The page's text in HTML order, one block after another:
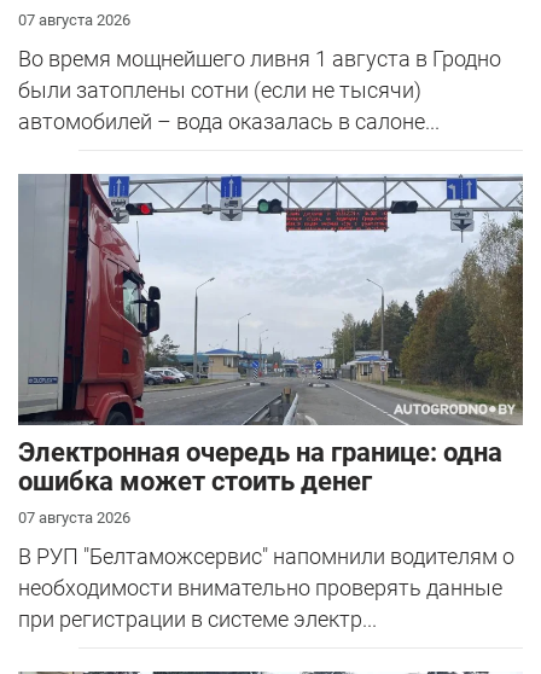
07 августа 2026
Во время мощнейшего ливня 1 августа в Гродно
были затоплены сотни (если не тысячи)
автомобилей – вода оказалась в салоне...
Электронная очередь на границе: одна
ошибка может стоить денег
07 августа 2026
В РУП "Белтаможсервис" напомнили водителям о
необходимости внимательно проверять данные
при регистрации в системе электр...